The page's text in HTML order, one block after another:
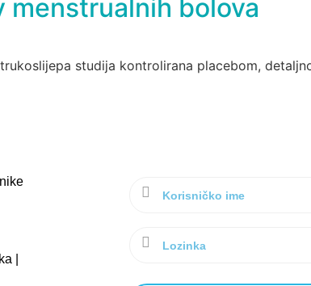
bolova
studija kontrolirana placebom,
|